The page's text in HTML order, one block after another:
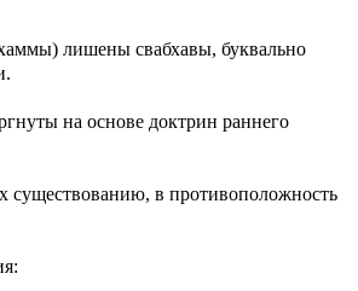
лишены свабхавы, буквально
на основе доктрин раннего
существованию, в противоположность